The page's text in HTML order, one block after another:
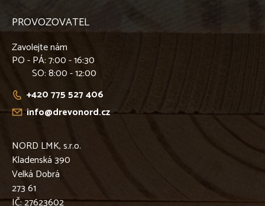
PROVOZOVATEL
Zavolejte nám
PO - PÁ: 7:00 - 16:30
SO: 8:00 - 12:00
+420 775 527 406
info@drevonord.cz
NORD LMK, s.r.o.
Kladenská 390
Velká Dobrá
273 61